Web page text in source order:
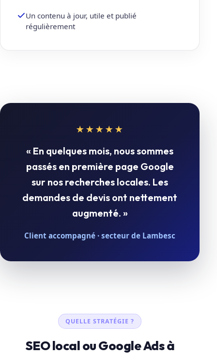
Un contenu à jour, utile et publié
régulièrement
★★★★★
« En quelques mois, nous sommes
passés en première page Google
sur nos recherches locales. Les
demandes de devis ont nettement
augmenté. »
Client accompagné · secteur de Lambesc
QUELLE STRATÉGIE ?
SEO local ou Google Ads à